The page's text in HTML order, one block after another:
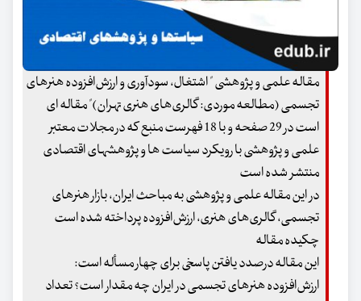
مقاله علمی و پژوهشی " اشتغال، سودآوری و ارزش‌افزوده هنرهای
تجسمی (مطالعه موردی: گالری‌های هنری تهران)" مقاله ای
است در 29 صفحه و با 18 فهرست منبع که در مجلات معتبر
علمی و پژوهشی با رویکرد سیاست ها و پژوهشهای اقتصادی
منتشر شده است
در این مقاله علمی و پژوهشی به مباحث ایران، بازار هنرهای
تجسمی، گالری‌های هنری، ارزش‌افزوده پرداخته شده است
چکیده مقاله
این مقاله درصدد یافتن پاسخی برای چهار مسأله است:
ارزش‌افزوده هنرهای تجسمی در ایران چه مقدار است؟ تعداد